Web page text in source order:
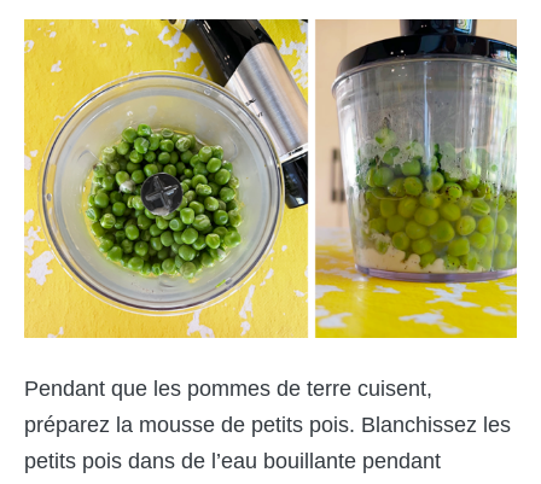
Pendant que les pommes de terre cuisent,
préparez la mousse de petits pois. Blanchissez les
petits pois dans de l’eau bouillante pendant